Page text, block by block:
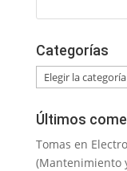
Categorías
Categorías
Últimos
Tomas en
(Mantenimiento